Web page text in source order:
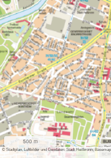
500 m
© Stadtplan, Luftbilder und Geodaten: Stadt Heilbronn;